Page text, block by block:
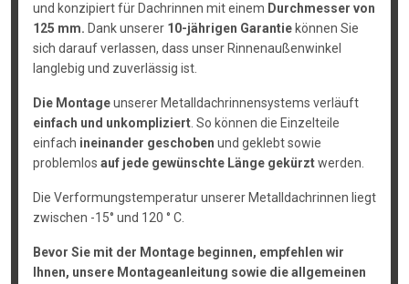
und konzipiert für Dachrinnen mit einem Durchmesser von
125 mm. Dank unserer 10-jährigen Garantiekönnen Sie
sich darauf verlassen, dass unser Rinnenaußenwinkel
langlebig und zuverlässig ist.
Die Montageunserer Metalldachrinnensystems verläuft
einfach und unkompliziert. So können die Einzelteile
einfach ineinander geschoben und geklebt sowie
problemlos auf jede gewünschte Länge gekürztwerden.
Die Verformungstemperatur unserer Metalldachrinnen liegt
zwischen -15° und 120 ° C.
Bevor Sie mit der Montage beginnen, empfehlen wir
Ihnen, unsere Montageanleitung sowie die allgemeinen